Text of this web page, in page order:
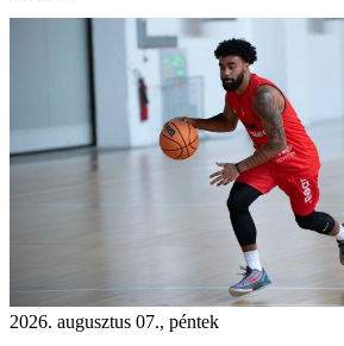
2026. augusztus 07., péntek